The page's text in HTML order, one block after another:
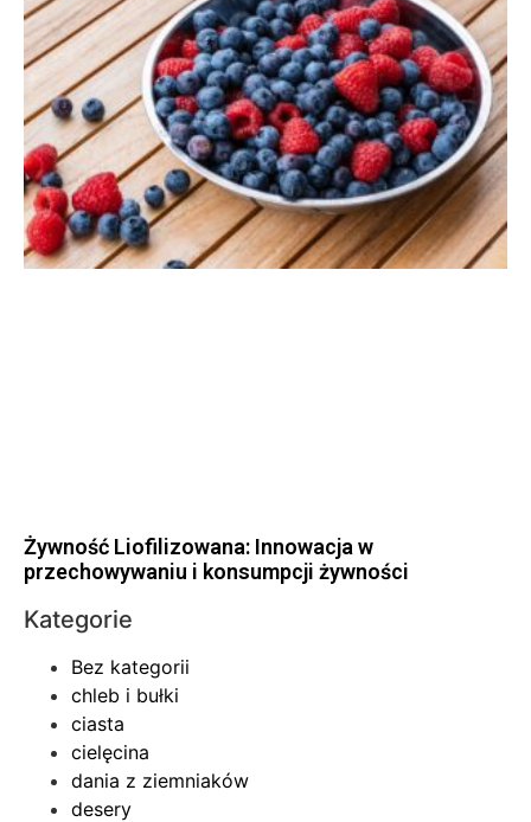
Żywność Liofilizowana: Innowacja w
przechowywaniu i konsumpcji żywności
Kategorie
Bez kategorii
chleb i bułki
ciasta
cielęcina
dania z ziemniaków
desery